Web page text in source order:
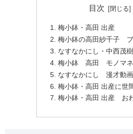
目次
梅小鉢・高田 出産
梅小鉢の高田紗千子
なすなかにし・中西茂
梅小鉢 高田 モノマ
なすなかにし 漫才動画
梅小鉢・高田 出産に世
梅小鉢・高田 出産 お